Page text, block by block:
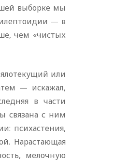
выборке мы
— в
чем «чистых
или
— искажал,
в части
связана с ним
психастения,
Нарастающая
мелочную